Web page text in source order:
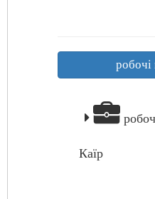
робочі
Каїр